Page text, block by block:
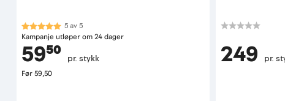
Karakter:5.0 av 5 mulige
5av5
Kampanje utløper om 24 dager
59⁵⁰ pr. stykk
Før59,50
249 pr.